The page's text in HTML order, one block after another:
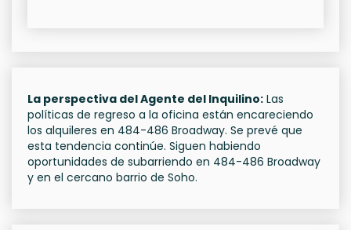
La perspectiva del Agente del Inquilino: Las
políticas de regreso a la oficina están encareciendo
los alquileres en 484-486 Broadway. Se prevé que
esta tendencia continúe. Siguen habiendo
oportunidades de subarriendo en 484-486 Broadway
y en el cercano barrio de Soho.